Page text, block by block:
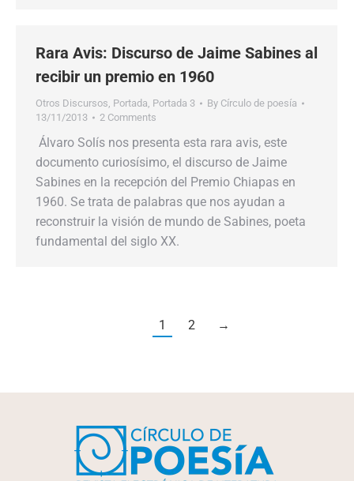
Rara Avis: Discurso de Jaime Sabines al
recibir un premio en 1960
Otros Discursos, Portada, Portada 3 By Círculo de poesía
13/11/2013
2 Comments
Álvaro Solís nos presenta esta rara avis, este
documento curiosísimo, el discurso de Jaime
Sabines en la recepción del Premio Chiapas en
1960. Se trata de palabras que nos ayudan a
reconstruir la visión de mundo de Sabines, poeta
fundamental del siglo XX.
1 2 →